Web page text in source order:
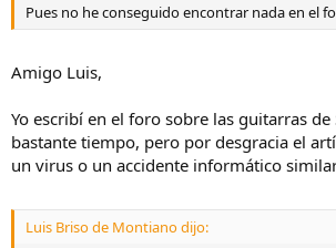
Pues no he conseguido encontrar nada en el
Amigo Luis,
Yo escribí en el foro sobre las guitarras de
bastante tiempo, pero por desgracia el
un virus o un accidente informático
Luis Briso de Montiano dijo: